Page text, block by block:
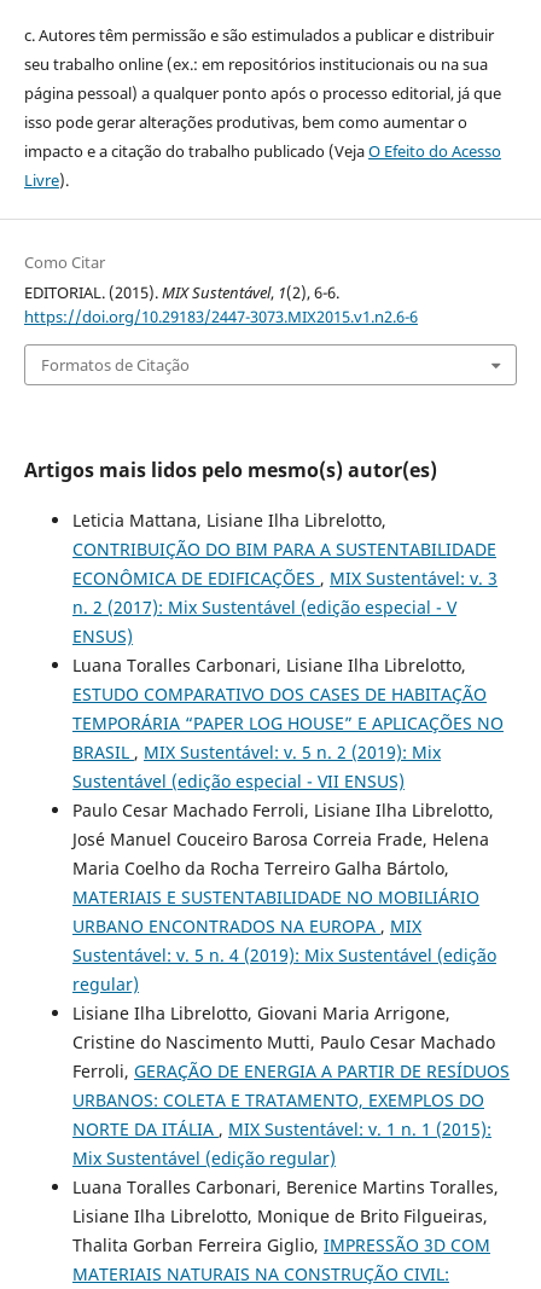
c. Autores têm permissão e são estimulados a publicar e distribuir
seu trabalho online (ex.: em repositórios institucionais ou na sua
página pessoal) a qualquer ponto após o processo editorial, já que
isso pode gerar alterações produtivas, bem como aumentar o
impacto e a citação do trabalho publicado (VejaO Efeito do Acesso
Livre).
Como Citar
EDITORIAL. (2015).MIX Sustentável, 1(2), 6-6.
https://doi.org/10.29183/2447-3073.MIX2015.v1.n2.6-6
Formatos de Citação
Artigos mais lidos pelo mesmo(s) autor(es)
Leticia Mattana, Lisiane Ilha Librelotto,
CONTRIBUIÇÃO DO BIM PARA A SUSTENTABILIDADE
ECONÔMICA DE EDIFICAÇÕES , MIX Sustentável: v. 3
n. 2 (2017): Mix Sustentável (edição especial - V
ENSUS)
Luana Toralles Carbonari, Lisiane Ilha Librelotto,
ESTUDO COMPARATIVO DOS CASES DE HABITAÇÃO
TEMPORÁRIA “PAPER LOG HOUSE” E APLICAÇÕES NO
BRASIL , MIX Sustentável: v. 5 n. 2 (2019): Mix
Sustentável (edição especial - VII ENSUS)
Paulo Cesar Machado Ferroli, Lisiane Ilha Librelotto,
José Manuel Couceiro Barosa Correia Frade, Helena
Maria Coelho da Rocha Terreiro Galha Bártolo,
MATERIAIS E SUSTENTABILIDADE NO MOBILIÁRIO
URBANO ENCONTRADOS NA EUROPA , MIX
Sustentável: v. 5 n. 4 (2019): Mix Sustentável (edição
regular)
Lisiane Ilha Librelotto, Giovani Maria Arrigone,
Cristine do Nascimento Mutti, Paulo Cesar Machado
Ferroli, GERAÇÃO DE ENERGIA A PARTIR DE RESÍDUOS
URBANOS: COLETA E TRATAMENTO, EXEMPLOS DO
NORTE DA ITÁLIA , MIX Sustentável: v. 1 n. 1 (2015):
Mix Sustentável (edição regular)
Luana Toralles Carbonari, Berenice Martins Toralles,
Lisiane Ilha Librelotto, Monique de Brito Filgueiras,
Thalita Gorban Ferreira Giglio, IMPRESSÃO 3D COM
MATERIAIS NATURAIS NA CONSTRUÇÃO CIVIL: